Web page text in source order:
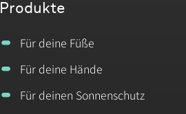
Produkte
Für deine Füße
Für deine Hände
Für deinen Sonnenschutz